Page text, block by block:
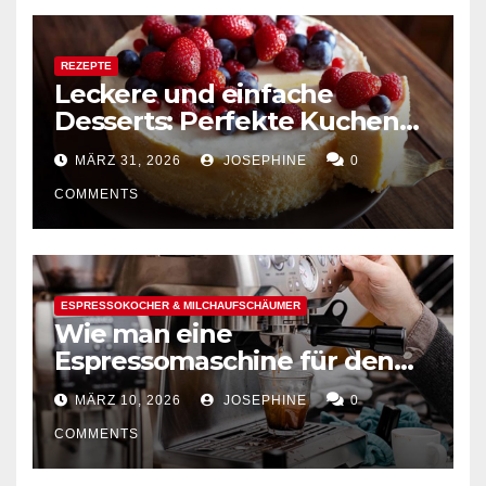
REZEPTE
Leckere und einfache
Desserts: Perfekte Kuchen
mühelos backen
MÄRZ 31, 2026 JOSEPHINE 0
COMMENTS
ESPRESSOKOCHER & MILCHAUFSCHÄUMER
Wie man eine
Espressomaschine für den
Hausgebrauch auswählt
MÄRZ 10, 2026 JOSEPHINE 0
COMMENTS